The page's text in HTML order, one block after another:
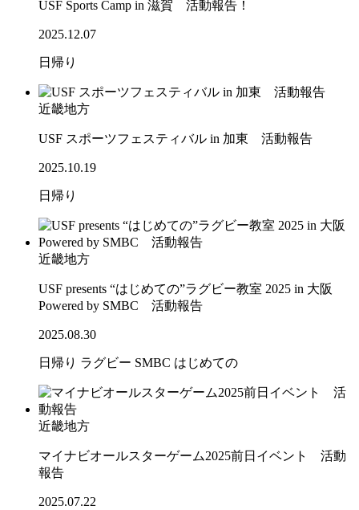
USF Sports Camp in 滋賀 活動報告！
2025.12.07
日帰り
近畿地方
USF スポーツフェスティバル in 加東 活動報告
2025.10.19
日帰り
近畿地方
USF presents “はじめての”ラグビー教室 2025 in 大阪
Powered by SMBC 活動報告
2025.08.30
日帰り ラグビー SMBC はじめての
近畿地方
マイナビオールスターゲーム2025前日イベント 活動
報告
2025.07.22